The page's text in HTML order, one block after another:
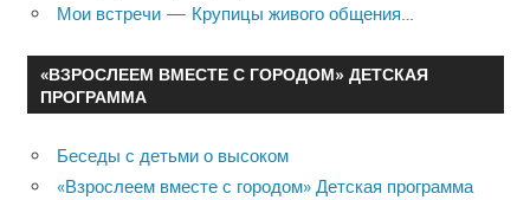
Мои встречи — Крупицы живого общения…
«ВЗРОСЛЕЕМ ВМЕСТЕ С ГОРОДОМ» ДЕТСКАЯ
ПРОГРАММА
Беседы с детьми о высоком
«Взрослеем вместе с городом» Детская программа